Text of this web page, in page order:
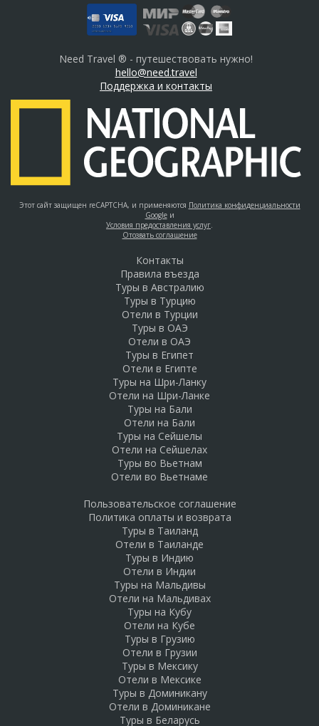
Need Travel ® - путешествовать нужно!
hello@need.travel
Поддержка и контакты
Этот сайт защищен reCAPTCHA, и применяются Политика конфиденциальности
Googleи
Условия предоставления услуг.
Отозвать соглашение
Контакты
Правила въезда
Туры в Австралию
Туры в Турцию
Отели в Турции
Туры в ОАЭ
Отели в ОАЭ
Туры в Египет
Отели в Египте
Туры на Шри-Ланку
Отели на Шри-Ланке
Туры на Бали
Отели на Бали
Туры на Сейшелы
Отели на Сейшелах
Туры во Вьетнам
Отели во Вьетнаме
Пользовательское соглашение
Политика оплаты и возврата
Туры в Таиланд
Отели в Таиланде
Туры в Индию
Отели в Индии
Туры на Мальдивы
Отели на Мальдивах
Туры на Кубу
Отели на Кубе
Туры в Грузию
Отели в Грузии
Туры в Мексику
Отели в Мексике
Туры в Доминикану
Отели в Доминикане
Туры в Беларусь